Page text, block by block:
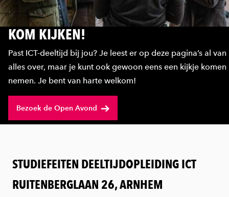
KOM KIJKEN!
Past ICT-deeltijd bij jou? Je leest er op deze pagina’s al van
alles over, maar je kunt ook gewoon eens een kijkje komen
nemen. Je bent van harte welkom!
Bezoek de Open Avond
STUDIEFEITEN DEELTIJDOPLEIDING ICT
RUITENBERGLAAN 26, ARNHEM